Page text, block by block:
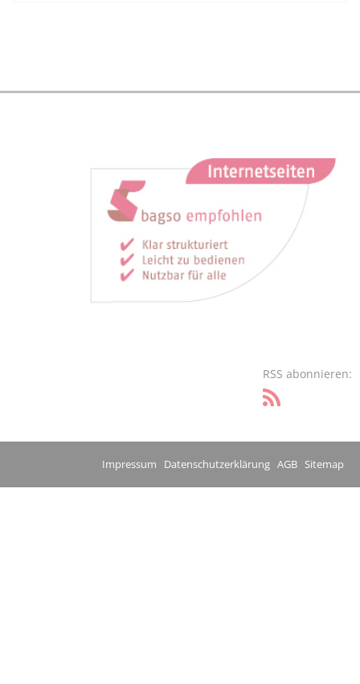
RSS abonnieren:
Impressum Datenschutzerklärung AGB Sitemap